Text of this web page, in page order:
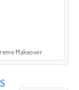
Makeover